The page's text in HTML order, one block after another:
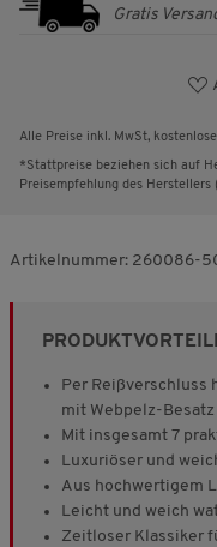
Gratis
Alle Preise inkl. MwSt,
*Stattpreise beziehen sich auf
Preisempfehlung des Herstellers
Artikelnummer: 260086-
Per Reißverschluss
mit Webpelz-Besatz
Mit insgesamt 7
Luxuriöser und
Aus hochwertigem
Leicht und weich
Zeitloser Klassiker